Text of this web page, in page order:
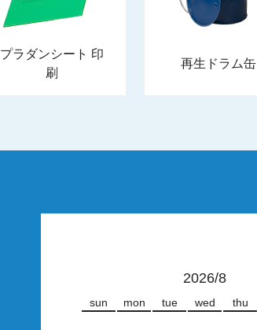
プラダンシート 印
刷
再生ドラム缶
2026/8
sun mon tue wed thu